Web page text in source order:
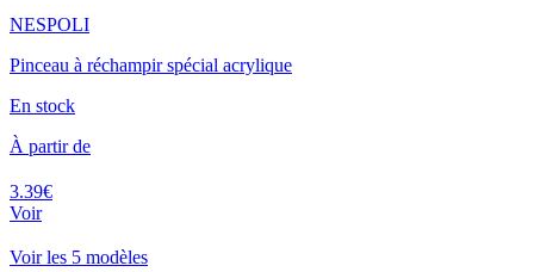
NESPOLI
Pinceau à réchampir spécial acrylique
En stock
À partir de
3.39€
Voir
Voir les 5 modèles